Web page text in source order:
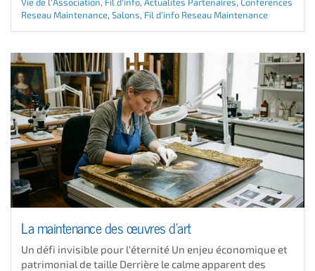
Reseau Maintenance, Salons, Fil d'info Reseau Maintenance
La maintenance des œuvres d'art
Un défi invisible pour l'éternité Un enjeu économique et
patrimonial de taille Derrière le calme apparent des